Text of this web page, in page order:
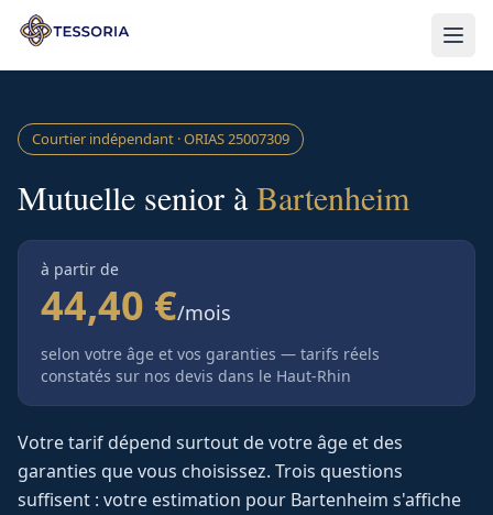
Aller au contenu principal
Courtier indépendant · ORIAS25007309
Mutuelle senior àBartenheim
à partir de
44,40 €/mois
selon votre âge et vos garanties — tarifs réels
constatés sur nos devis dans le Haut-Rhin
Votre tarif dépend surtout de votre âge et des
garanties que vous choisissez. Trois questions
suffisent : votre estimation pour Bartenheim s'affiche